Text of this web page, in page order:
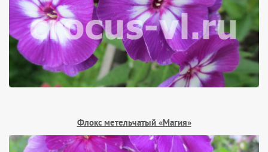
Флокс метельчатый «Магия»